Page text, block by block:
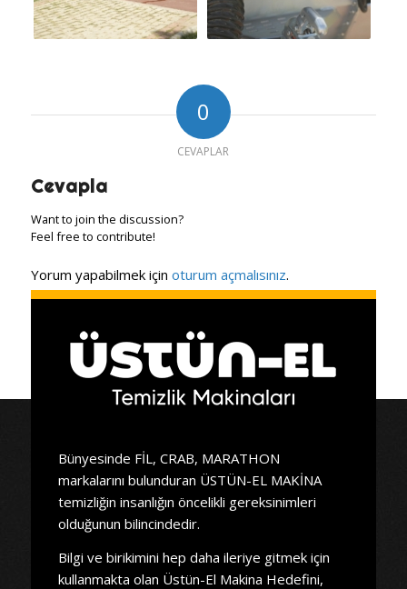
0
CEVAPLAR
Cevapla
Want to join the discussion?
Feel free to contribute!
Yorum yapabilmek için oturum açmalısınız.
Bünyesinde FİL, CRAB, MARATHON
markalarını bulunduran ÜSTÜN-EL MAKİNA
temizliğin insanlığın öncelikli gereksinimleri
olduğunun bilincindedir.
Bilgi ve birikimini hep daha ileriye gitmek için
kullanmakta olan Üstün-El Makina Hedefini,